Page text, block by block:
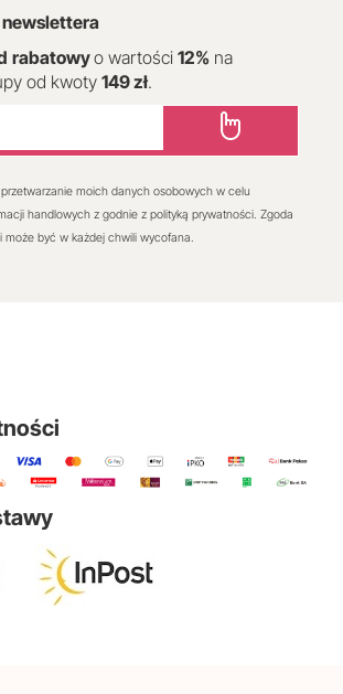
rabatowyo wartości 12% na
od kwoty149 zł.
moich danych osobowych w celu
handlowych z godnie z polityką prywatności. Zgoda
może być w każdej chwili wycofana.